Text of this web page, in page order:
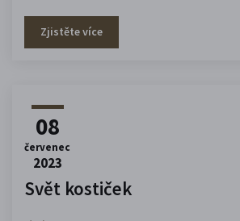
Zjistěte více
08
červenec
2023
Svět kostiček